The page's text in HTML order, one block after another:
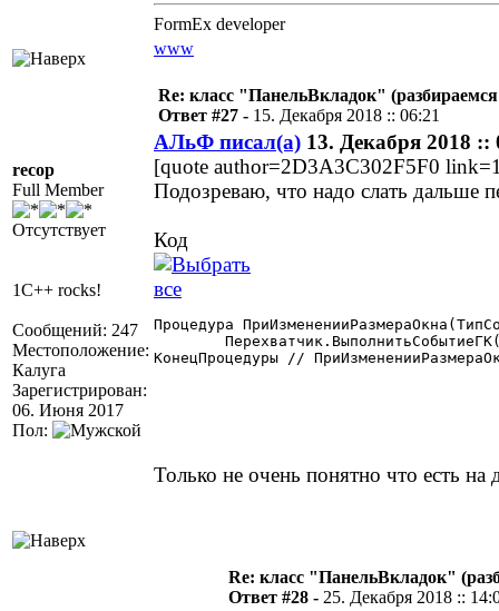
FormEx developer
www
recop
Full Member
Отсутствует
1C++ rocks!
Сообщений: 247
Местоположение:
Калуга
Зарегистрирован:
06. Июня 2017
Пол:
Re: класс "ПанельВкладок"
Ответ #27 - 15. Декабря 2018 :: 06:21
АЛьФ писал(а) 13. Декабря 2018 ::
[quote author=2D3A3C302F5F0
Подозреваю, что надо слать дальше
Код
Процедура
КонецПроцедуры //
Только не очень понятно что есть
Re: класс "ПанельВкладок"
Ответ #28 - 25. Декабря 2018 ::